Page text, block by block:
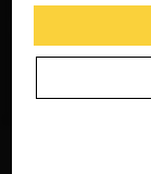
DIE
WIR WOLLEN
LEBEN
RAY, DVD &